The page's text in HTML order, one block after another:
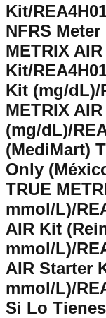
Kit/
NFRS
METRIX
Kit/
Kit (mg/dL)/
METRIX
(mg/dL)/
(MediMart)
Only
TRUE
mmol/L)/
AIR Kit
mmol/L)/
AIR Starter
mmol/L)/
Si Lo Tienes